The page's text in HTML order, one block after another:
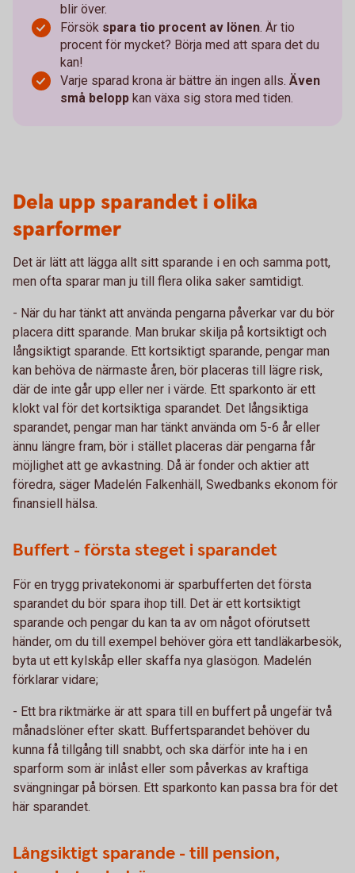
blir över.
Försök spara tio procent av lönen. Är tio
procent för mycket? Börja med att spara det du
kan!
Varje sparad krona är bättre än ingen alls. Även
små belopp kan växa sig stora med tiden.
Dela upp sparandet i olika
sparformer
Det är lätt att lägga allt sitt sparande i en och samma pott,
men ofta sparar man ju till flera olika saker samtidigt.
- När du har tänkt att använda pengarna påverkar var du bör
placera ditt sparande. Man brukar skilja på kortsiktigt och
långsiktigt sparande. Ett kortsiktigt sparande, pengar man
kan behöva de närmaste åren, bör placeras till lägre risk,
där de inte går upp eller ner i värde. Ett sparkonto är ett
klokt val för det kortsiktiga sparandet. Det långsiktiga
sparandet, pengar man har tänkt använda om 5-6 år eller
ännu längre fram, bör i stället placeras där pengarna får
möjlighet att ge avkastning. Då är fonder och aktier att
föredra, säger Madelén Falkenhäll, Swedbanks ekonom för
finansiell hälsa.
Buffert - första steget i sparandet
För en trygg privatekonomi är sparbufferten det första
sparandet du bör spara ihop till. Det är ett kortsiktigt
sparande och pengar du kan ta av om något oförutsett
händer, om du till exempel behöver göra ett tandläkarbesök,
byta ut ett kylskåp eller skaffa nya glasögon. Madelén
förklarar vidare;
- Ett bra riktmärke är att spara till en buffert på ungefär två
månadslöner efter skatt. Buffertsparandet behöver du
kunna få tillgång till snabbt, och ska därför inte ha i en
sparform som är inlåst eller som påverkas av kraftiga
svängningar på börsen. Ett sparkonto kan passa bra för det
här sparandet.
Långsiktigt sparande - till pension,